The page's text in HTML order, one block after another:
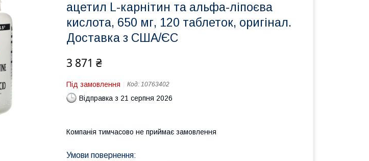
ацетил L-карнітин та альфа-ліпоєва
кислота, 650 мг, 120 таблеток, оригінал.
Доставка з США/ЄС
3 871 ₴
Під замовлення Код: 10763402
Відправка з 21 серпня 2026
Компанія тимчасово не приймає замовлення